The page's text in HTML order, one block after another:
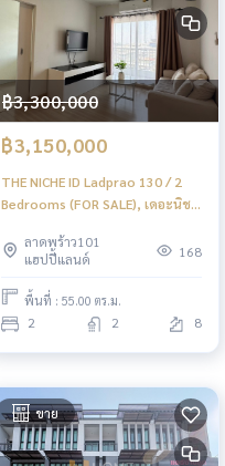
฿3,300,000
฿3,150,000
THE NICHE ID Ladprao 130 / 2
Bedrooms (FOR SALE), เดอะนิช
(ขาย) PINP278
ลาดพร้าว101
แฮปปี้แลนด์
168
พื้นที่ : 55.00 ตร.ม.
2 2 8
ขาย